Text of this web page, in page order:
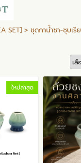
SET]> ชุดกาน้ำชา-ชุบเรี
ใหม่ล่าสุด